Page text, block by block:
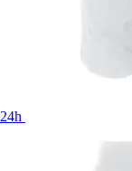
24h